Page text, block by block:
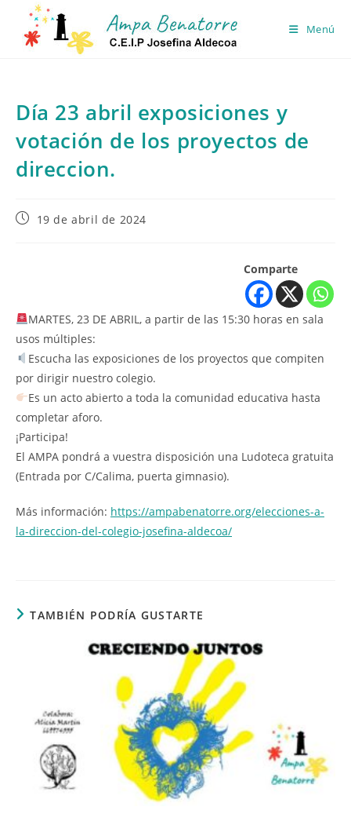
contenido
Menú
Día 23 abril exposiciones y
votación de los proyectos de
direccion.
Publicación
19 de abril de 2024
Comparte
MARTES, 23 DE ABRIL, a partir de las 15:30 horas en sala
usos múltiples:
Escucha las exposiciones de los proyectos que compiten
por dirigir nuestro colegio.
Es un acto abierto a toda la comunidad educativa hasta
completar aforo.
¡Participa!
El AMPA pondrá a vuestra disposición una Ludoteca gratuita
(Entrada por C/Calima, puerta gimnasio).
Más información: https://ampabenatorre.org/elecciones-a-
la-direccion-del-colegio-josefina-aldecoa/
TAMBIÉN PODRÍA GUSTARTE